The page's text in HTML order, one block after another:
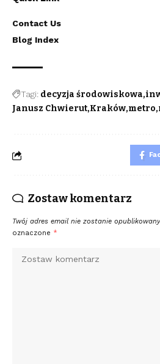
Contact Us
Blog Index
Tagi: decyzja środowiskowa
Janusz Chwierut Kraków metro
Zostaw komentarz
Twój adres email nie zostanie
oznaczone *